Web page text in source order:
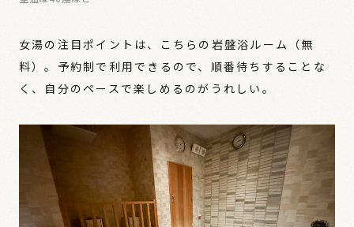
女湯の注目ポイントは、こちらの岩盤浴ルーム（無
料）。予約制で利用できるので、順番待ちすることな
く、自分のペースで楽しめるのがうれしい。